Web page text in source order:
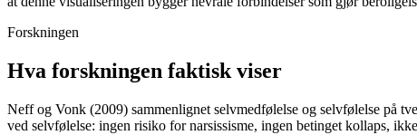
Forskningen
Hva forskningen faktisk viser
Neff og Vonk (2009) sammenlignet selvmedfølelse og selvfølelse på
ved selvfølelse: ingen risiko for narsissisme, ingen betinget kollaps,